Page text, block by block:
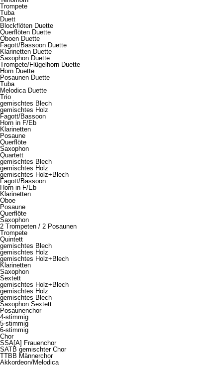
Trompete
Tuba
Duett
Blockflöten Duette
Querflöten Duette
Oboen Duette
Fagott/Bassoon Duette
Klarinetten Duette
Saxophon Duette
Trompete/Flügelhorn Duette
Horn Duette
Posaunen Duette
Tuba
Melodica Duette
Trio
gemischtes Blech
gemischtes Holz
Fagott/Bassoon
Horn in F/Eb
Klarinetten
Posaune
Querflöte
Saxophon
Quartett
gemischtes Blech
gemischtes Holz
gemischtes Holz+Blech
Fagott/Bassoon
Horn in F/Eb
Klarinetten
Oboe
Posaune
Querflöte
Saxophon
2 Trompeten / 2 Posaunen
Trompete
Quintett
gemischtes Blech
gemischtes Holz
gemischtes Holz+Blech
Klarinetten
Saxophon
Sextett
gemischtes Holz+Blech
gemischtes Holz
gemischtes Blech
Saxophon Sextett
Posaunenchor
4-stimmig
5-stimmig
6-stimmig
Chor
SSA[A] Frauenchor
SATB gemischter Chor
TTBB Männerchor
Akkordeon/Melodica